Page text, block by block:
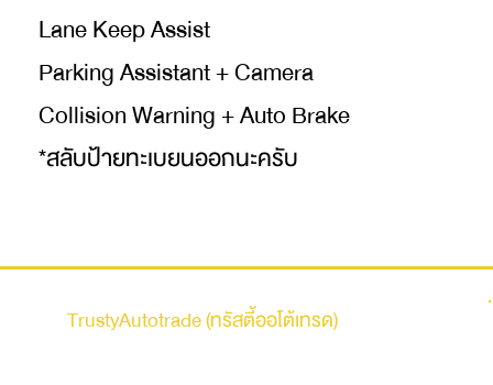
Lane Keep Assist
Parking Assistant + Camera
Collision Warning + Auto Brake
*สลับป้ายทะเบยนออกนะครับ
TrustyAutotrade (ทรัสตี้ออโต้เทรด)